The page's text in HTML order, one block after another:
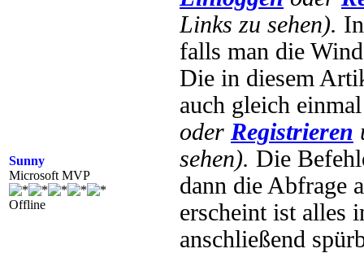
Sunny
Microsoft MVP
Offline
Links zu sehen).
falls man die
Die in diesem
auch gleich
oder Registrieren
sehen). Die
dann die Abfrage
erscheint ist alles
anschließend